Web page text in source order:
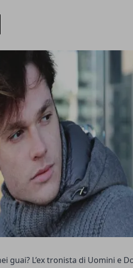
guai? L’ex tronista di Uomini e